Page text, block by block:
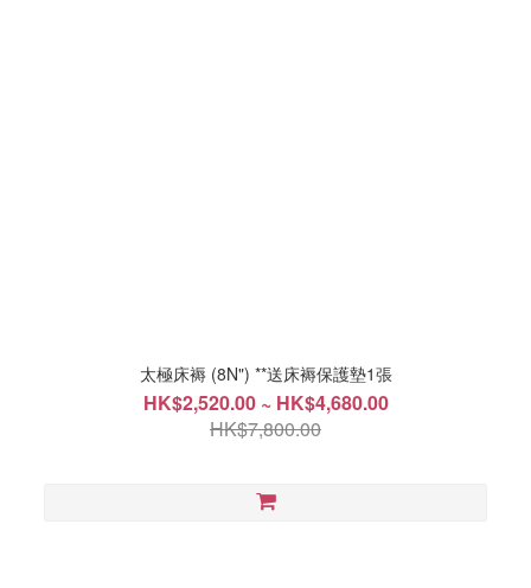
太極床褥 (8N") **送床褥保護墊1張
HK$2,520.00 ~ HK$4,680.00
HK$7,800.00